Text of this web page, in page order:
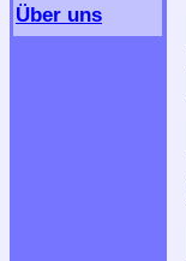
Über uns